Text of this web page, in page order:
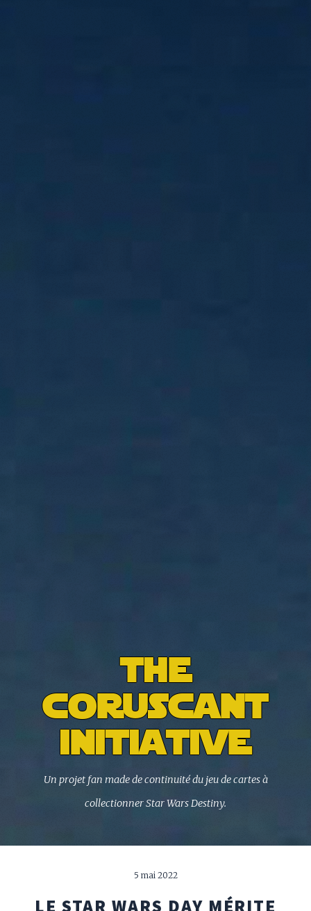
the
coruscant
initiative
Un projet fan made de continuité du jeu de cartes à
collectionner Star Wars Destiny.
5 mai 2022
LE STAR WARS DAY MÉRITE